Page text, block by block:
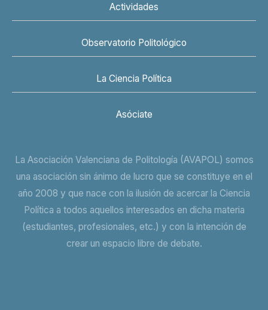
Actividades
Observatorio Politológico
La Ciencia Política
Asóciate
La Asociación Valenciana de Politología (AVAPOL) somos
una asociación sin ánimo de lucro que se constituye en el
año 2008 y que nace con la ilusión de acercar la Ciencia
Política a todos aquellos interesados en dicha materia
(estudiantes, profesionales, etc.) y con la intención de
crear un espacio libre de debate.